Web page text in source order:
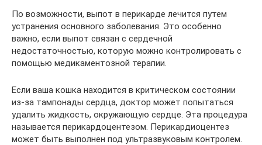
По возможности, выпот в перикарде лечится путем
устранения основного заболевания. Это особенно
важно, если выпот связан с сердечной
недостаточностью, которую можно контролировать с
помощью медикаментозной терапии.
Если ваша кошка находится в критическом состоянии
из-за тампонады сердца, доктор может попытаться
удалить жидкость, окружающую сердце. Эта процедура
называется перикардоцентезом. Перикардиоцентез
может быть выполнен под ультразвуковым контролем.